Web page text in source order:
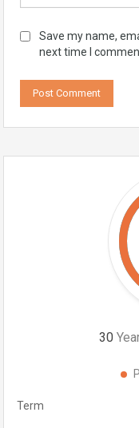
Save my name,
next time I
30
Term